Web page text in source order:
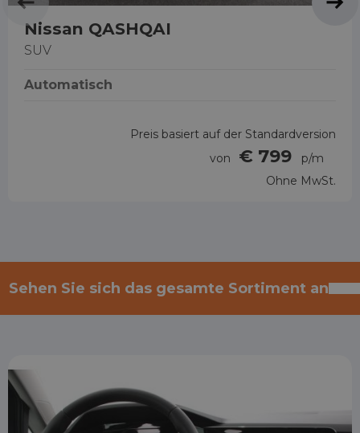
Nissan QASHQAI
SUV
Automatisch
Preis basiert auf der Standardversion
von
€ 799
p/m
Ohne MwSt.
Sehen Sie sich das gesamte Sortiment an